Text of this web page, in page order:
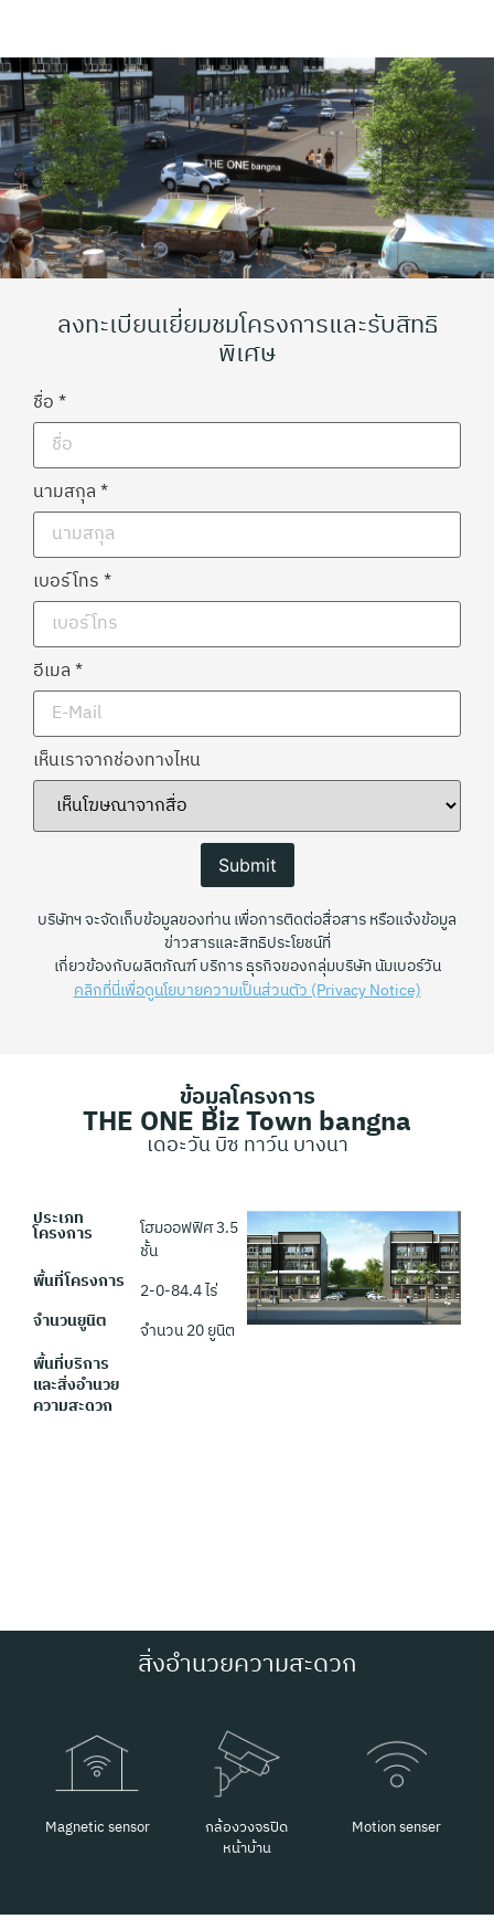
ลงทะเบียนเยี่ยมชมโครงการและรับสิทธิ
พิเศษ
ชื่อ*
นามสกุล*
เบอร์โทร*
อีเมล*
เห็นเราจากช่องทางไหน
Submit
บริษัทฯ จะจัดเก็บข้อมูลของท่าน เพื่อการติดต่อสื่อสาร หรือแจ้งข้อมูล
ข่าวสารและสิทธิประโยชน์ที่
เกี่ยวข้องกับผลิตภัณฑ์ บริการ ธุรกิจของกลุ่มบริษัท นัมเบอร์วัน
คลิกที่นี่เพื่อดูนโยบายความเป็นส่วนตัว (Privacy Notice)
ข้อมูลโครงการ
THE ONE Biz Town bangna
เดอะวัน บิซ ทาว์น บางนา
ประเภท
โครงการ
โฮมออฟฟิศ 3.5
ชั้น
พื้นที่โครงการ
2-0-84.4 ไร่
จำนวนยูนิต
จำนวน 20 ยูนิต
พื้นที่บริการ
และสิ่งอำนวย
ความสะดวก
สิ่งอำนวยความสะดวก
Magnetic sensor
กล้องวงจรปิด
หน้าบ้าน
Motion senser